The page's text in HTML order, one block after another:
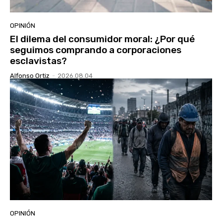
OPINIÓN
El dilema del consumidor moral: ¿Por qué
seguimos comprando a corporaciones
esclavistas?
Alfonso Ortiz - 2026.08.04
OPINIÓN